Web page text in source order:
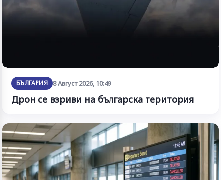
БЪЛГАРИЯ 8 Август 2026, 10:49
Дрон се взриви на българска територия